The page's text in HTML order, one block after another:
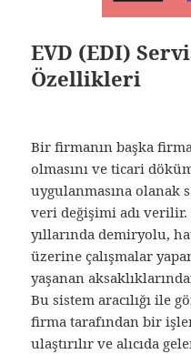
EVD (EDI)
Özellikleri
Bir firmanın başka
olmasını ve ticari
uygulanmasına olanak
veri değişimi adı
yıllarında demiryolu,
üzerine çalışmalar
yaşanan
Bu sistem aracılığı ile
firma tarafından bir
ulaştırılır ve alıcıda